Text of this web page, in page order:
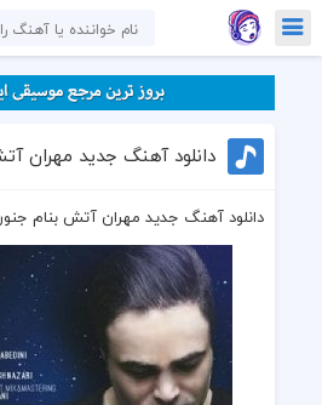
دانلود آهنگ جدید مهران
دانلود آهنگ جدید مهران آتش بنام